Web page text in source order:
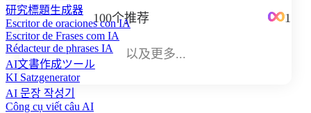
研究標題生成器
Escritor de oraciones con IA
Escritor de Frases com IA
Rédacteur de phrases IA
AI文書作成ツール
KI Satzgenerator
AI 문장 작성기
Công cụ viết câu AI
100个推荐
1 个
以及更多...